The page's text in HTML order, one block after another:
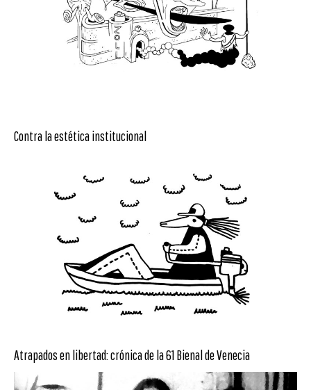
Contra la estética institucional
Atrapados en libertad: crónica de la 61 Bienal de Venecia